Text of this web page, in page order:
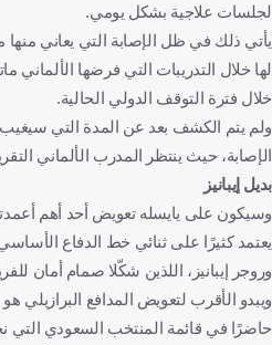
لجلسات علاجية بشكل يومي.
يأتي ذلك في ظل الإصابة التي يعاني منها
لها خلال التدريبات التي فرضها الألماني
خلال فترة التوقف الدولي الحالية.
ولم يتم الكشف بعد عن المدة التي سيغيب
الإصابة، حيث ينتظر المدرب الألماني
بديل إيبانيز
وسيكون على يايسله تعويض أحد أهم
يعتمد كثيرًا على ثنائي خط الدفاع
وروجر إيبانيز، اللذين شكّلا صمام أمان
ويبدو الأقرب لتعويض المدافع البرازيلي
حاضرًا في قائمة المنتخب السعودي التي